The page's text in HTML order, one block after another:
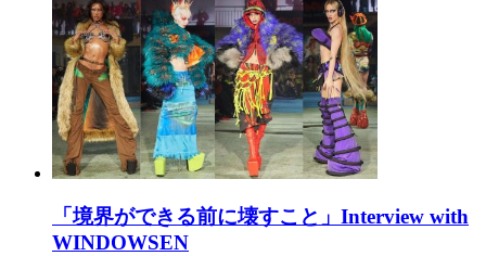
「境界ができる前に壊すこと」Interview with
WINDOWSEN